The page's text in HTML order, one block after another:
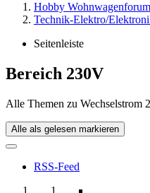
Hobby Wohnwagenforum
Technik-Elektro/
Seitenleiste
Bereich 230V
Alle Themen zu Wechselstrom
Alle als gelesen markieren
RSS-Feed